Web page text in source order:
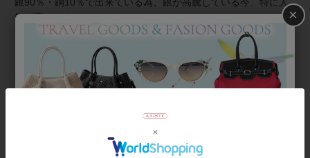
気が高いです。
・ヴィングド・リバティ―は、伝統的な自由の象徴である女神
で、幸運を運ぶラッキーシンボルとして知られています。
×